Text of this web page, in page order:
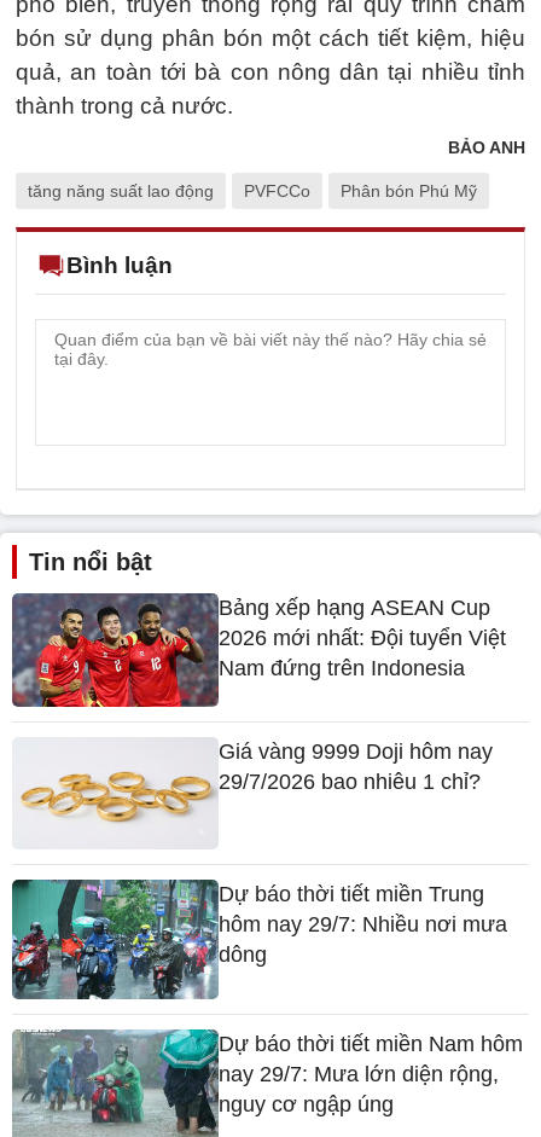
bón sử dụng phân bón một cách tiết kiệm, hiệu
quả, an toàn tới bà con nông dân tại nhiều tỉnh
thành trong cả nước.
BẢO ANH
tăng năng suất lao động PVFCCo Phân bón Phú Mỹ
Bình luận
Tin nổi bật
Bảng xếp hạng ASEAN Cup
2026 mới nhất: Đội tuyển Việt
Nam đứng trên Indonesia
Giá vàng 9999 Doji hôm nay
29/7/2026 bao nhiêu 1 chỉ?
Dự báo thời tiết miền Trung
hôm nay 29/7: Nhiều nơi mưa
dông
Dự báo thời tiết miền Nam hôm
nay 29/7: Mưa lớn diện rộng,
nguy cơ ngập úng